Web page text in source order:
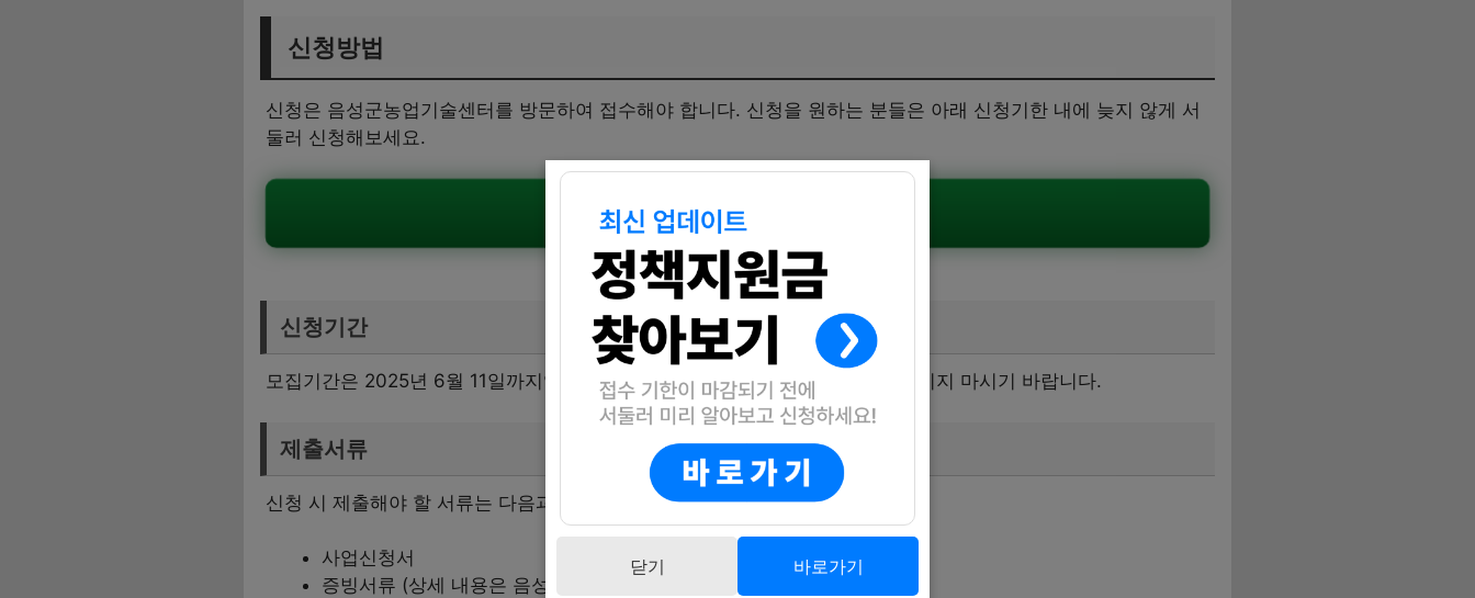
신청방법
신청은 음성군농업기술센터를 방문하여 접수해야 합니다. 신청을 원하는 분들은 아래 신청기한 내에 늦지 않게 서
둘러 신청해보세요.
공식공고 확인하기
신청기간
모집기간은 2025년 6월 11일까지입니다. 신청을 원하시는 분들은 이 기간을 놓치지 마시기 바랍니다.
제출서류
신청 시 제출해야 할 서류는 다음과 같습니다.
사업신청서
증빙서류 (상세 내용은 음성군농업기술센터 홈페이지 공지사항 참고)
닫기 바로가기